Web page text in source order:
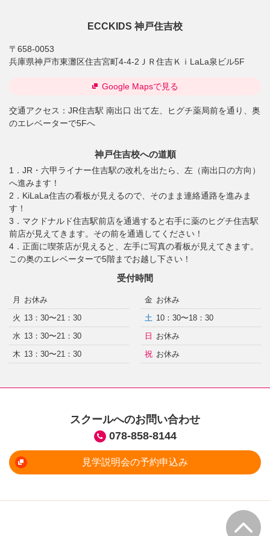
ECCKIDS 神戸住吉校
〒658-0053
兵庫県神戸市東灘区住吉宮町4-4-2ＪＲ住吉ＫｉLaLa泉ビル5F
交通アクセス： JR住吉駅 南出口 出て左、ヒグチ薬局前を通り、奥
のエレベーターで5Fへ
Google Mapsで見る
神戸住吉校への道順
1．JR・六甲ライナー住吉駅の改札を出たら、左（南出口の方向）
へ進みます！
2．KiLaLa住吉の看板が見えるので、そのまま連絡通路を進みま
す！
3．マクドナルド住吉駅前店を通過すると右手に薬のヒグチ住吉駅
前店が見えてきます。その前を通過してください！
4．正面に喫茶店が見えると、左手に写真の看板が見えてきます。
この奥のエレベーターで5階までお越し下さい！
受付時間
月
お休み
火 13：30〜21：30
水 13：30〜21：30
木 13：30〜21：30
金 お休み
土 10：30〜18：30
日
お休み
祝 お休み
スクールへのお問い合わせ
078-858-8144
見学説明会の予約申込み